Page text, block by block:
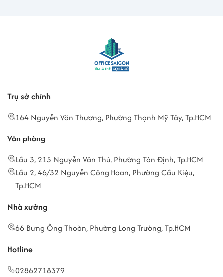
Trụ sở chính
164 Nguyễn Văn Thương, Phường Thạnh Mỹ Tây, Tp.HCM
Văn phòng
Lầu 3, 215 Nguyễn Văn Thủ, Phường Tân Định, Tp.HCM
Lầu 2, 46/32 Nguyễn Công Hoan, Phường Cầu Kiệu,
Tp.HCM
Nhà xưởng
66 Bưng Ông Thoàn, Phường Long Trường, Tp.HCM
Hotline
02862718379